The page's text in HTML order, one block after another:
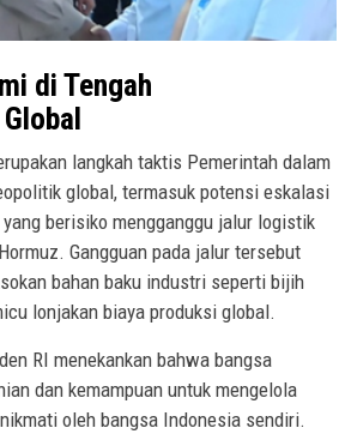
di Tengah
langkah taktis Pemerintah dalam
global, termasuk potensi eskalasi
berisiko mengganggu jalur logistik
Gangguan pada jalur tersebut
bahan baku industri seperti bijih
lonjakan biaya produksi global.
RI menekankan bahwa bangsa
dan kemampuan untuk mengelola
oleh bangsa Indonesia sendiri.